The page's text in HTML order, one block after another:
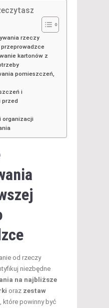
rzeczy
kartonów z
pomieszczeń,
i
przed
organizacji
od rzeczy
niezbędne
na najbliższe
oraz zestaw
, które powinny być